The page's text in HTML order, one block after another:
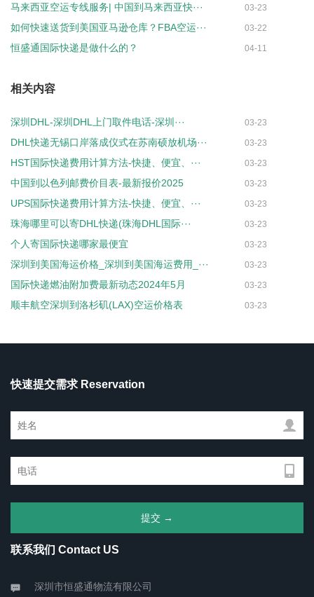
马来西亚空运专线服务| 中国到马来西亚快··· 03-23
如何快速送货到美国亚马逊仓库？FBA空运··· 03-22
恒盛通国际快递是做什么的？ 04-11
相关内容
深圳DHL-深圳DHL上门取件电话-深圳··· 03-23
DHL快递无锡口岸落成仪式在苏南硕放机场··· 03-23
HST国际快递费用计算方法-快捷、便宜、··· 03-23
中国到以色列邮费价目表-最新报价2025 03-23
UPS国际快递费用计算方法-快捷、便宜、··· 03-23
珠海哪里可以寄DHL快递(珠海DHL国际··· 03-23
个人寄国际快递哪家最便宜 03-23
深圳到美国海运价格_深圳到美国海运费用_··· 03-23
国际快递燃油附加费最新动态2024年5月 03-23
顺丰航空深圳到洛杉矶(LAX)空运价格表 03-23
快速提交需求 Reservation
联系我们 Contact US
深圳市恒盛通物流有限公司